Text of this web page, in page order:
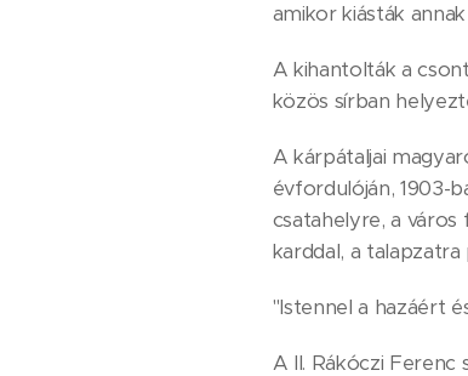
amikor kiásták
A kihantolták a
közös sírban
A kárpátaljai
évfordulóján, 1903-
csatahelyre, a
karddal, a
"Istennel a hazáért
A II. Rákóczi Ferenc